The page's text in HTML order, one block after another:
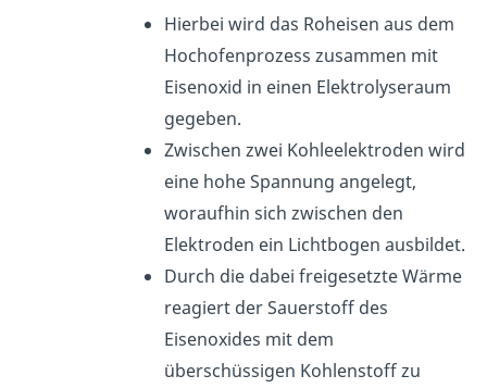
Hierbei wird das Roheisen aus dem
Hochofenprozess zusammen mit
Eisenoxid in einen Elektrolyseraum
gegeben.
Zwischen zwei Kohleelektroden wird
eine hohe Spannung angelegt,
woraufhin sich zwischen den
Elektroden ein Lichtbogen ausbildet.
Durch die dabei freigesetzte Wärme
reagiert der Sauerstoff des
Eisenoxides mit dem
überschüssigen Kohlenstoff zu